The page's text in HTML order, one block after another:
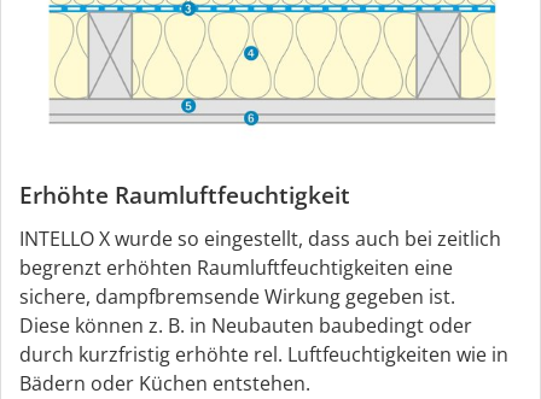
Erhöhte Raumluftfeuchtigkeit
INTELLO X wurde so eingestellt, dass auch bei zeitlich
begrenzt erhöhten Raumluftfeuchtigkeiten eine
sichere, dampfbremsende Wirkung gegeben ist.
Diese können z. B. in Neubauten baubedingt oder
durch kurzfristig erhöhte rel. Luftfeuchtigkeiten wie in
Bädern oder Küchen entstehen.